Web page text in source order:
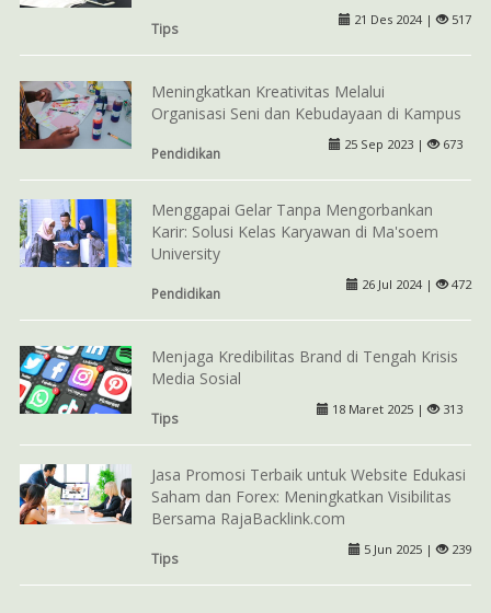
Tips
21 Des 2024 | 517
Meningkatkan Kreativitas Melalui
Organisasi Seni dan Kebudayaan di Kampus
Pendidikan
25 Sep 2023 | 673
Menggapai Gelar Tanpa Mengorbankan
Karir: Solusi Kelas Karyawan di Ma'soem
University
Pendidikan
26 Jul 2024 | 472
Menjaga Kredibilitas Brand di Tengah Krisis
Media Sosial
Tips
18 Maret 2025 | 313
Jasa Promosi Terbaik untuk Website Edukasi
Saham dan Forex: Meningkatkan Visibilitas
Bersama RajaBacklink.com
Tips
5 Jun 2025 | 239